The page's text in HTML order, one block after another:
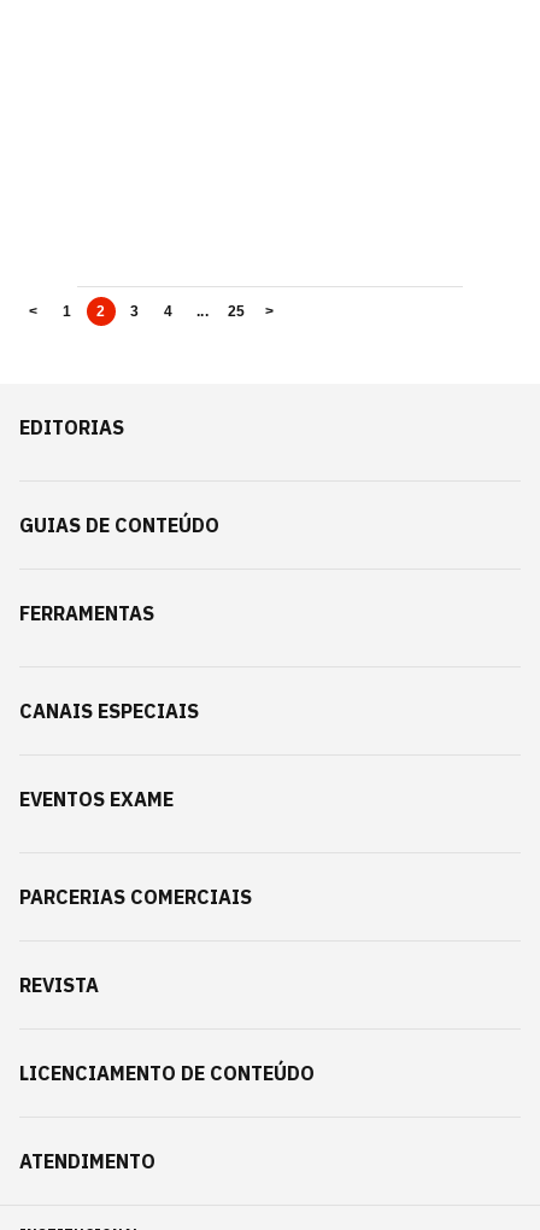
< 1 2 3 4 ... 25 >
EDITORIAS
GUIAS DE CONTEÚDO
FERRAMENTAS
CANAIS ESPECIAIS
EVENTOS EXAME
PARCERIAS COMERCIAIS
REVISTA
LICENCIAMENTO DE CONTEÚDO
ATENDIMENTO